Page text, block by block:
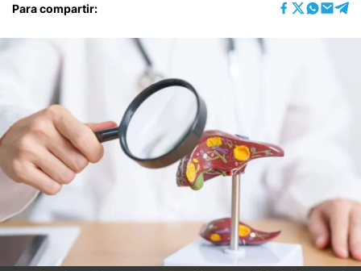
Para compartir: